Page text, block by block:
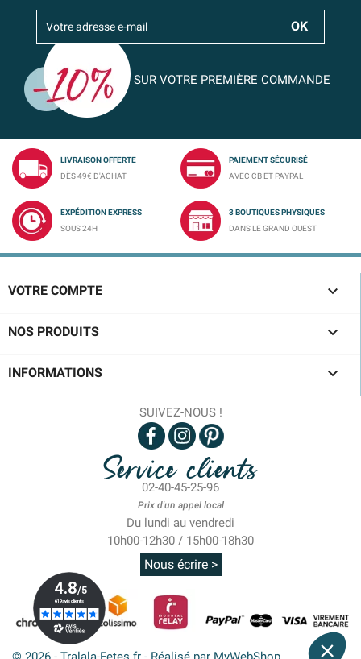
SUR VOTRE PREMIÈRE COMMANDE
LIVRAISON OFFERTE
DÈS 49€ D'ACHAT
PAIEMENT SÉCURISÉ
AVEC CB ET PAYPAL
EXPÉDITION EXPRESS
SOUS 24H
3 BOUTIQUES PHYSIQUES
DANS LE GRAND OUEST
VOTRE COMPTE 
NOS PRODUITS 
INFORMATIONS 
SUIVEZ-NOUS !
Service clients
02-40-45-25-96
Prix d'un appel local
Du lundi au vendredi
10h00-12h30 / 15h00-18h30
Nous écrire >